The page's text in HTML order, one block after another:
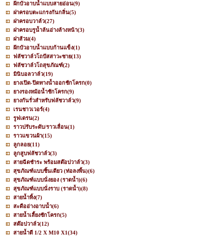
ฝักบัวอาบน้ำแบบสายอ่อน(9)
ฝาครอบตะแกรงกันกลิ่น(5)
ฝาครอบวาล์ว(27)
ฝาครอบรูน้ำล้นอ่างล้างหน้า(3)
ฝาส้วม(4)
ฝักบัวอาบน้ำแบบก้านแข็ง(1)
ฟลัชวาล์วโถปัสสาวะชาย(13)
ฟลัชวาล์วโถสุขภัณฑ์(2)
มินิบอลวาล์ว(19)
ยางเปิด-ปิดทางน้ำออกชักโครก(0)
ยางรองหม้อน้ำชักโครก(9)
ยางกันรั่วสำหรับฟลัชวาล์ว(9)
เรนชาวเวอร์(4)
รูฟเดรน(2)
ราวปรับระดับ/ราวเลื่อน(1)
ราวแขวนผ้า(15)
ลูกลอย(11)
ลูกสูบฟลัชวาล์ว(3)
สายฉีดชำระ พร้อมสต๊อปวาล์ว(3)
สุขภัณฑ์แบบชิ้นเดียว (ท่อลงพื้น)(6)
สุขภัณฑ์แบบนั่งยอง (ราดน้ำ)(6)
สุขภัณฑ์แบบนั่งราบ (ราดน้ำ)(8)
สายน้ำทิ้ง(7)
สะดืออ่างอาบน้ำ(6)
สายน้ำเลี้ยงชักโครก(5)
สต๊อปวาล์ว(12)
สายน้ำดี 1/2 X M10 X1(34)